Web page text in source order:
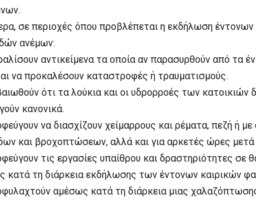
σε περιοχές όπου προβλέπεται η εκδήλωση
ανέμων:
αντικείμενα τα οποία αν παρασυρθούν από τα
να προκαλέσουν καταστροφές ή τραυματισμούς.
ότι τα λούκια και οι υδρορροές των κατοικιών
κανονικά.
να διασχίζουν χείμαρρους και ρέματα, πεζή ή
και βροχοπτώσεων, αλλά και για αρκετές ώρες
τις εργασίες υπαίθρου και δραστηριότητες σε
κατά τη διάρκεια εκδήλωσης των έντονων καιρικών
αμέσως κατά τη διάρκεια μιας